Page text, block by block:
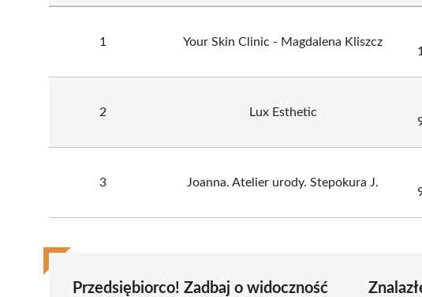
1 Your Skin Clinic - Magdalena Kliszcz
2 Lux Esthetic
3 Joanna. Atelier urody. Stepokura J.
Przedsiębiorco! Zadbaj o widoczność